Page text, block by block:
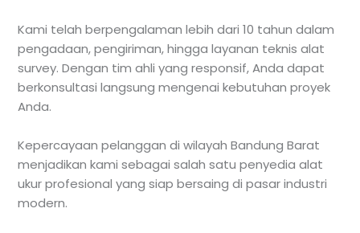
Kami telah berpengalaman lebih dari 10 tahun dalam
pengadaan, pengiriman, hingga layanan teknis alat
survey. Dengan tim ahli yang responsif, Anda dapat
berkonsultasi langsung mengenai kebutuhan proyek
Anda.
Kepercayaan pelanggan di wilayah Bandung Barat
menjadikan kami sebagai salah satu penyedia alat
ukur profesional yang siap bersaing di pasar industri
modern.